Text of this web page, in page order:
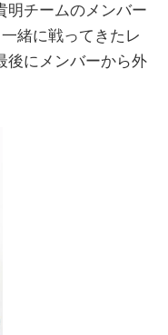
明チームのメンバー
緒に戦ってきたレ
後にメンバーから外